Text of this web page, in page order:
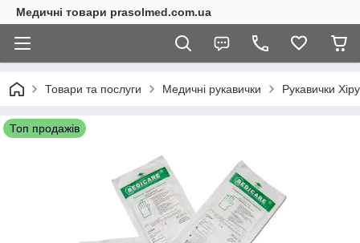
Медичні товари prasolmed.com.ua
Товари та послуги Медичні рукавички Рукавички
Топ продажів